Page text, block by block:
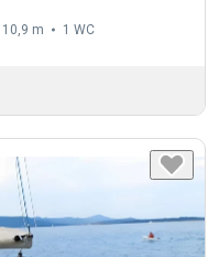
10,9 m 1 WC